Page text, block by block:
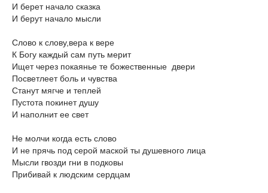
И берет начало сказка
И берут начало мысли
Слово к слову,вера к вере
К Богу каждый сам путь мерит
Ищет через покаянье те божественные двери
Посветлеет боль и чувства
Станут мягче и теплей
Пустота покинет душу
И наполнит ее свет
Не молчи когда есть слово
И не прячь под серой маской ты душевного лица
Мысли гвозди гни в подковы
Прибивай к людским сердцам